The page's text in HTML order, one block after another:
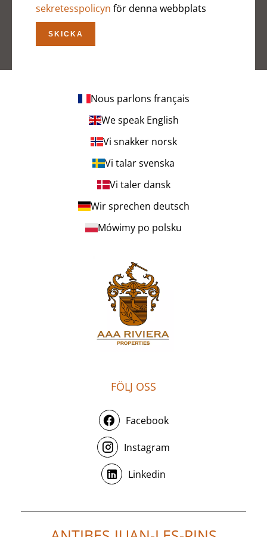
sekretesspolicyn för denna webbplats
SKICKA
Nous parlons français
We speak English
Vi snakker norsk
Vi talar svenska
Vi taler dansk
Wir sprechen deutsch
Mówimy po polsku
FÖLJ OSS
Facebook
Instagram
Linkedin